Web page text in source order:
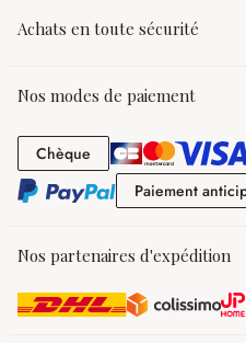
Achats en toute sécurité
Nos modes de paiement
Chèque Chèque
Paiement
Nos partenaires d'expédition